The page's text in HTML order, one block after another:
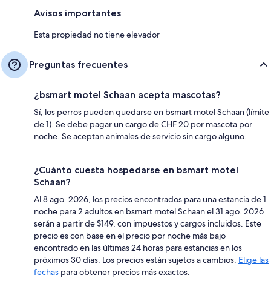
Avisos importantes
Esta propiedad no tiene elevador
Preguntas frecuentes
¿bsmart motel Schaan acepta mascotas?
Sí, los perros pueden quedarse en bsmart motel Schaan (límite
de 1). Se debe pagar un cargo de CHF 20 por mascota por
noche. Se aceptan animales de servicio sin cargo alguno.
¿Cuánto cuesta hospedarse en bsmart motel
Schaan?
Al 8 ago. 2026, los precios encontrados para una estancia de 1
noche para 2 adultos en bsmart motel Schaan el 31 ago. 2026
serán a partir de $149, con impuestos y cargos incluidos. Este
precio es con base en el precio por noche más bajo
encontrado en las últimas 24 horas para estancias en los
próximos 30 días. Los precios están sujetos a cambios. Elige las
fechas para obtener precios más exactos.